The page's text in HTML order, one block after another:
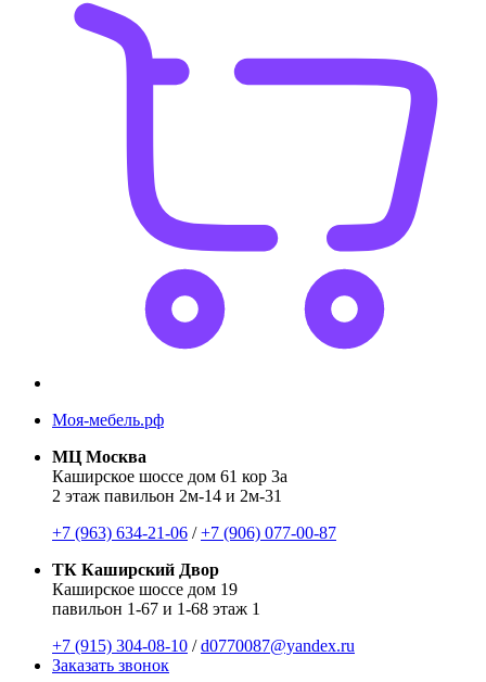
Моя-мебель.рф
МЦ Москва
Каширское шоссе дом 61 кор 3а
2 этаж павильон 2м-14 и 2м-31
+7 (963) 634-21-06 /+7 (906) 077-00-87
ТК Каширский Двор
Каширское шоссе дом 19
павильон 1-67 и 1-68 этаж 1
+7 (915) 304-08-10 /d0770087@yandex.ru
Заказать звонок